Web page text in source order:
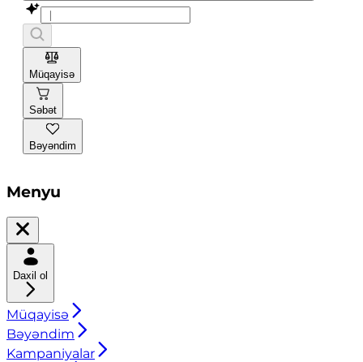
Müqayisə
Səbət
Bəyəndim
Menyu
Daxil ol
Müqayisə
Bəyəndim
Kampaniyalar